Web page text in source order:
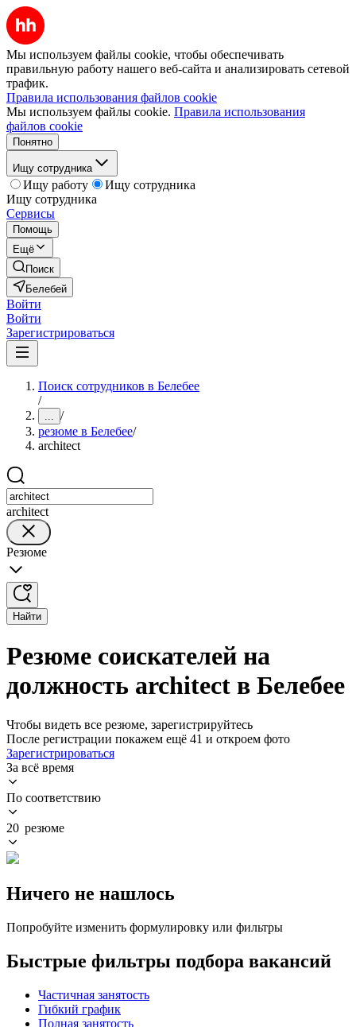
Мы используем файлы cookie, чтобы обеспечивать
правильную работу нашего веб-сайта и анализировать сетевой
трафик.
Правила использования файлов cookie
Мы используем файлы cookie. Правила использования
файлов cookie
Понятно
Ищу сотрудника
Ищу работу
Ищу сотрудника
Ищу сотрудника
Сервисы
Помощь
Ещё
Поиск
Белебей
Войти
Войти
Зарегистрироваться
Поиск сотрудников в Белебее
/
... /
резюме в Белебее/
architect
architect
Резюме
Найти
Резюме соискателей на
должность architect в Белебее
Чтобы видеть все резюме, зарегистрируйтесь
После регистрации покажем ещё 41 и откроем фото
Зарегистрироваться
За всё время
По соответствию
20 резюме
Ничего не нашлось
Попробуйте изменить формулировку или фильтры
Быстрые фильтры подбора вакансий
Частичная занятость
Гибкий график
Полная занятость